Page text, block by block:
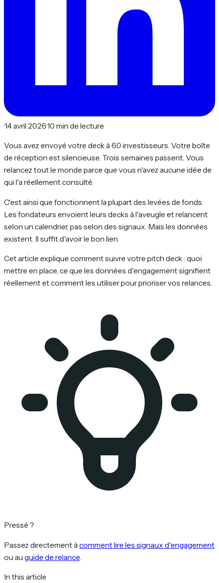
·14 avril 2026·10 min de lecture
Vous avez envoyé votre deck à 60 investisseurs. Votre boîte
de réception est silencieuse. Trois semaines passent. Vous
relancez tout le monde parce que vous n'avez aucune idée de
qui l'a réellement consulté.
C'est ainsi que fonctionnent la plupart des levées de fonds.
Les fondateurs envoient leurs decks à l'aveugle et relancent
selon un calendrier, pas selon des signaux. Mais les données
existent. Il suffit d'avoir le bon lien.
Cet article explique comment suivre votre pitch deck : quoi
mettre en place, ce que les données d'engagement signifient
réellement et comment les utiliser pour prioriser vos relances.
Pressé ?
Passez directement à comment lire les signaux d'engagement
ou au guide de relance
In this article